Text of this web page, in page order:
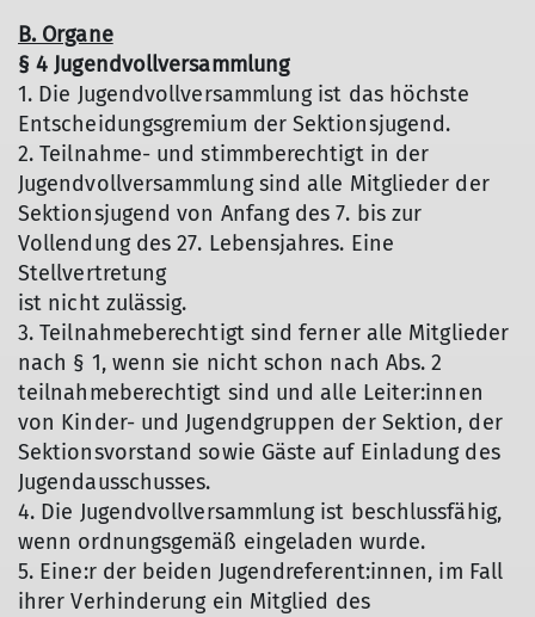
B. Organe
§ 4 Jugendvollversammlung
1. Die Jugendvollversammlung ist das höchste
Entscheidungsgremium der Sektionsjugend.
2. Teilnahme- und stimmberechtigt in der
Jugendvollversammlung sind alle Mitglieder der
Sektionsjugend von Anfang des 7. bis zur
Vollendung des 27. Lebensjahres. Eine
Stellvertretung
ist nicht zulässig.
3. Teilnahmeberechtigt sind ferner alle Mitglieder
nach § 1, wenn sie nicht schon nach Abs. 2
teilnahmeberechtigt sind und alle Leiter:innen
von Kinder- und Jugendgruppen der Sektion, der
Sektionsvorstand sowie Gäste auf Einladung des
Jugendausschusses.
4. Die Jugendvollversammlung ist beschlussfähig,
wenn ordnungsgemäß eingeladen wurde.
5. Eine:r der beiden Jugendreferent:innen, im Fall
ihrer Verhinderung ein Mitglied des